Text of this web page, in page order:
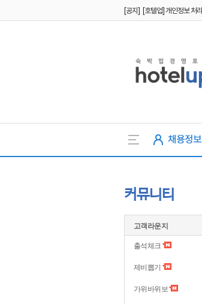
채용정보
커뮤니티
고객라운지
출석체크
제비뽑기
가위바위보